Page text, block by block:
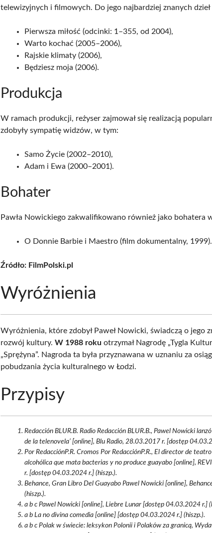
telewizyjnych i filmowych. Do jego najbardziej znanych dzieł
Pierwsza miłość (odcinki: 1–355, od 2004),
Warto kochać (2005–2006),
Rajskie klimaty (2006),
Będziesz moja (2006).
Produkcja
W ramach produkcji, reżyser zajmował się realizacją
zdobyły sympatię widzów, w tym:
Samo Życie (2002–2010),
Adam i Ewa (2000–2001).
Bohater
Pawła Nowickiego zakwalifikowano również jako bohatera
O Donnie Barbie i Maestro (film dokumentalny, 1999).
Źródło: FilmPolski.pl
Wyróżnienia
Wyróżnienia, które zdobył Paweł Nowicki, świadczą o jego
rozwój kultury.W 1988 roku otrzymał Nagrodę „Tygla
„Sprężyna”. Nagroda ta była przyznawana w uznaniu za
pobudzania życia kulturalnego w Łodzi.
Przypisy
Redacción BLUR.B. Radio Redacción BLUR.B., Pawel Nowicki
de la telenovela’ [online], Blu Radio, 28.03.2017 r. [dostęp
Por RedacciónP.R. Cromos Por RedacciónP.R., El director de
alcohólica que mata bacterias y no produce guayabo [online],
r. [dostęp 04.03.2024 r.] (hiszp.).
Behance, Gran Libro Del Guayabo Pawel Nowicki [online],
(hiszp.).
a b c Pawel Nowicki [online], Liebre Lunar [dostęp 04.03.2024 r.]
a b La no divina comedia [online] [dostęp 04.03.2024 r.] (hiszp.).
a b c Polak w świecie: leksykon Polonii i Polaków za granicą,